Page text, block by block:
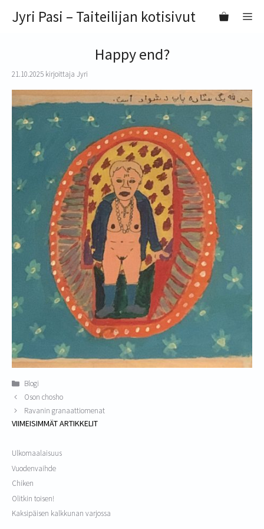
sisältöönJyri Pasi – Taiteilijan kotisivut
Happy end?
21.10.2025 kirjoittaja Jyri
Kategoriat
Blogi
Oson chosho
Ravanin granaattiomenat
VIIMEISIMMÄT ARTIKKELIT
Ulkomaalaisuus
Vuodenvaihde
Chiken
Olitkin toisen!
Kaksipäisen kalkkunan varjossa